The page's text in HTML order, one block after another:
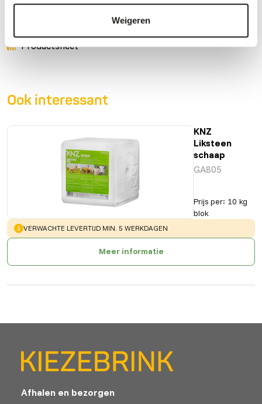
Weigeren
Productsheet
Ook interessant
KNZ
Liksteen
schaap
GA805
Prijs per: 10 kg
blok
WARNING:
VERWACHTE LEVERTIJD MIN. 5 WERKDAGEN
Meer informatie
Afhalen en bezorgen